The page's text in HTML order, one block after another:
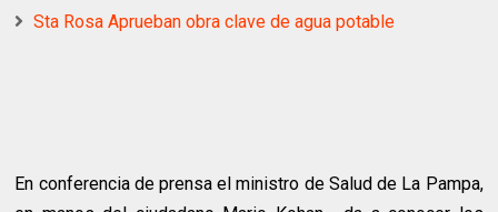
Sta Rosa Aprueban obra clave de agua potable
En conferencia de prensa el ministro de Salud de La Pampa,